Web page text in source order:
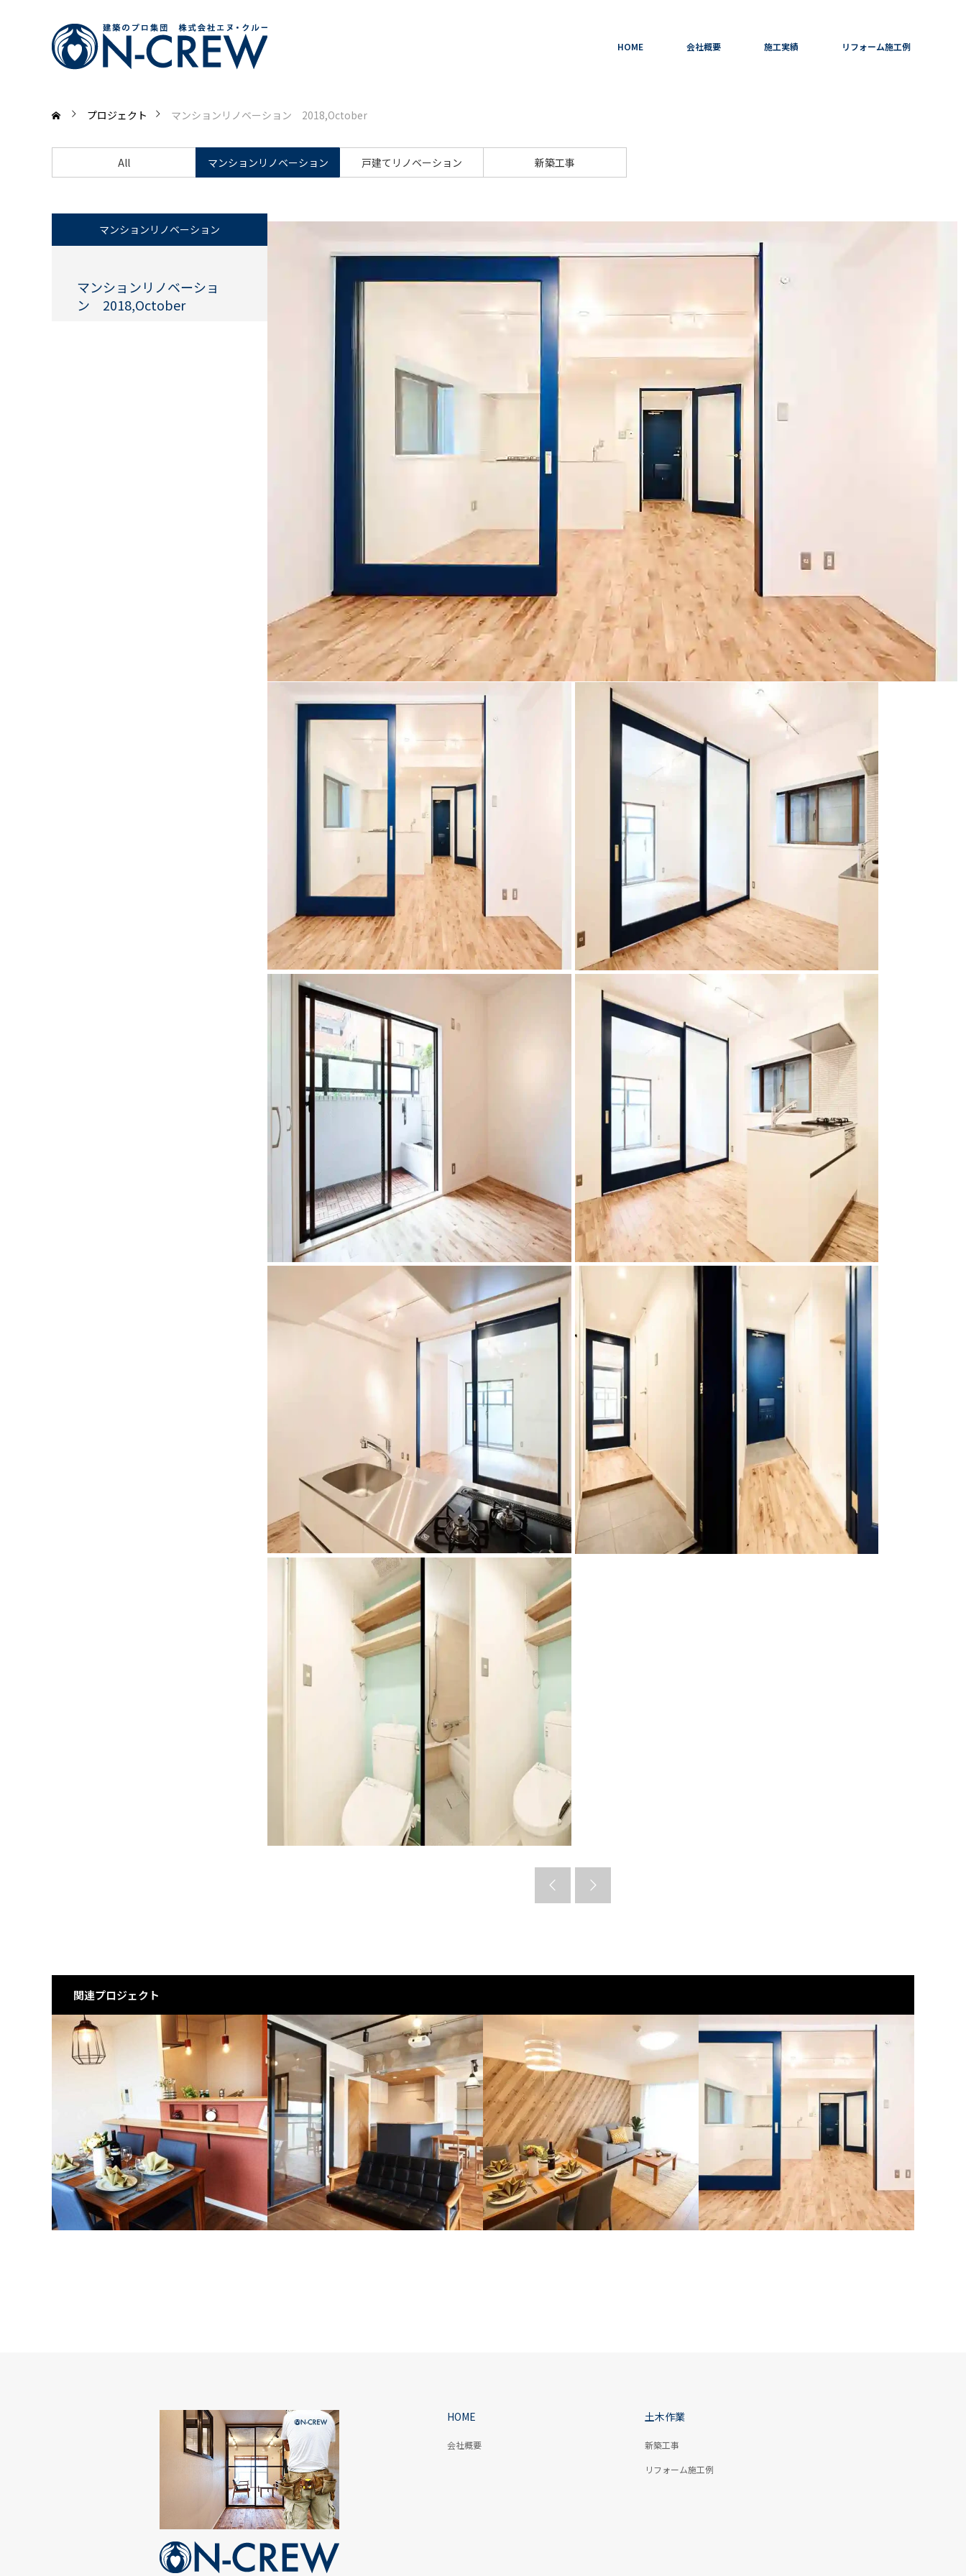
HOME 会社概要 施工実績 リフォーム施工例
プロジェクト マンションリノベーション 2018,October
All マンションリノベーション 戸建てリノベーション 新築工事
マンションリノベーション
マンションリノベーショ
ン 2018,October
関連プロジェクト
HOME
会社概要
土木作業
新築工事
リフォーム施工例